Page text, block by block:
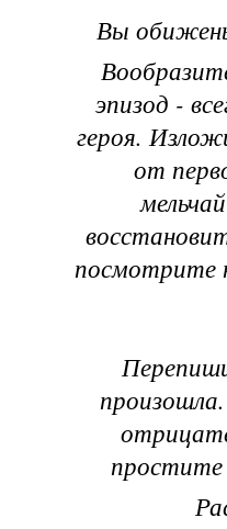
Вы
эпизод -
героя.
от
посмотрите
простите